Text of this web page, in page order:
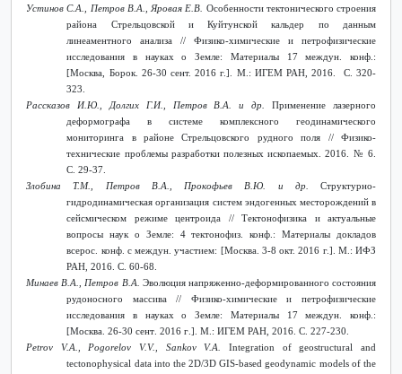
Устинов С.А., Петров В.А., Яровая Е.В. Особенности тектонического строения
района Стрельцовской и Куйтунской кальдер по данным
линеаментного анализа // Физико-химические и петрофизические
исследования в науках о Земле: Материалы 17 междун. конф.:
[Москва, Борок. 26-30 сент. 2016 г.]. М.: ИГЕМ РАН, 2016. С. 320-
323.
Рассказов И.Ю., Долгих Г.И., Петров В.А. и др.
Применение лазерного
деформографа в системе комплексного геодинамического
мониторинга в районе Стрельцовского рудного поля // Физико-
технические проблемы разработки полезных ископаемых. 2016. № 6.
С. 29-37.
Злобина Т.М., Петров В.А., Прокофьев В.Ю. и др. Структурно-
гидродинамическая организация систем эндогенных месторождений в
сейсмическом режиме центроида // Тектонофизика и актуальные
вопросы наук о Земле: 4 тектонофиз. конф.: Материалы докладов
всерос. конф. с междун. участием: [Москва. 3-8 окт. 2016 г.]. М.: ИФЗ
РАН, 2016. С. 60-68.
Минаев В.А., Петров В.А. Эволюция напряженно-деформированного состояния
рудоносного массива // Физико-химические и петрофизические
исследования в науках о Земле: Материалы 17 междун. конф.:
[Москва.26-30сент . 2016г .].М .:ИГЕМ РАН , 2016.С . 227-230.
Petrov V.A., Pogorelov V.V., Sankov V.A. Integration of geostructural and
tectonophysical data into the 2D/3D GIS-based geodynamic models of the